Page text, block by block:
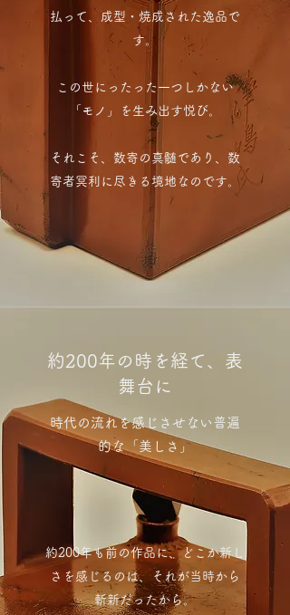
払って、成型・焼成された逸品で
す。
この世にったった一つしかない
「モノ」を生み出す悦び。
それこそ、数寄の真髄であり、数
寄者冥利に尽きる境地なのです。
約200年の時を経て、表
舞台に
時代の流れを感じさせない普遍
的な「美しさ」
約200年も前の作品に、どこか新し
さを感じるのは、それが当時から
斬新だったから。